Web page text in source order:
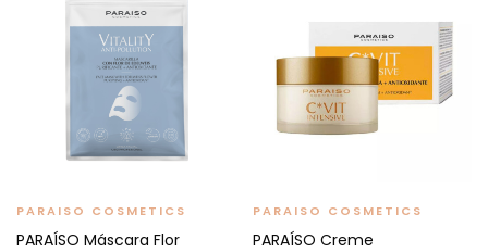
PARAISO COSMETICS
PARAÍSO Máscara Flor
PARAISO COSMETICS
PARAÍSO Creme